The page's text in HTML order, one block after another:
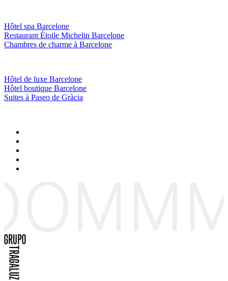
Hôtel spa Barcelone
Restaurant Étoile Michelin Barcelone
Chambres de charme à Barcelone
Hôtel de luxe Barcelone
Hôtel boutique Barcelone
Suites à Paseo de Gràcia